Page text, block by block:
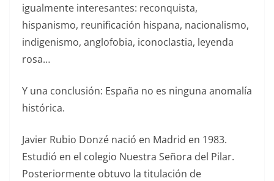
igualmente interesantes: reconquista,
hispanismo, reunificación hispana, nacionalismo,
indigenismo, anglofobia, iconoclastia, leyenda
rosa…
Y una conclusión: España no es ninguna anomalía
histórica.
Javier Rubio Donzé nació en Madrid en 1983.
Estudió en el colegio Nuestra Señora del Pilar.
Posteriormente obtuvo la titulación de